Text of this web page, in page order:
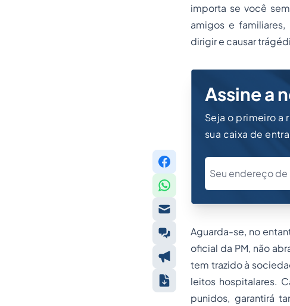
importa se você
amigos e
dirigir e causar
Assine a
Seja o primeiro a
sua caixa de
Aguarda-se, no
oficial da PM, não
tem trazido à
leitos hospitalares.
punidos, garantirá